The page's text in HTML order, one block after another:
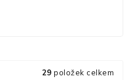
29 položek celkem